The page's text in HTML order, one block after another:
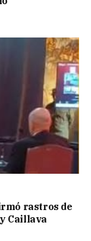
rastros de
Caillava